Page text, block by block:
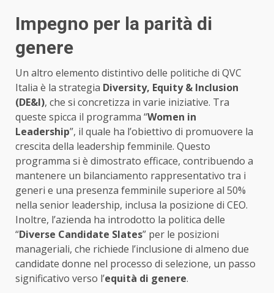
Impegno per la parità di
genere
Un altro elemento distintivo delle politiche di QVC
Italia è la strategia Diversity, Equity & Inclusion
(DE&I), che si concretizza in varie iniziative. Tra
queste spicca il programma “Women in
Leadership”, il quale ha l’obiettivo di promuovere la
crescita della leadership femminile. Questo
programma si è dimostrato efficace, contribuendo a
mantenere un bilanciamento rappresentativo tra i
generi e una presenza femminile superiore al 50%
nella senior leadership, inclusa la posizione di CEO.
Inoltre, l’azienda ha introdotto la politica delle
“Diverse Candidate Slates” per le posizioni
manageriali, che richiede l’inclusione di almeno due
candidate donne nel processo di selezione, un passo
significativo verso l’equità di genere.